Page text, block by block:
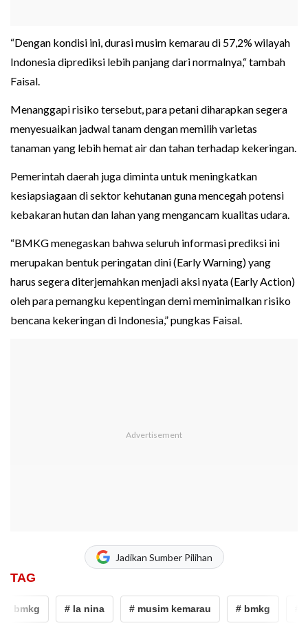
“Dengan kondisi ini, durasi musim kemarau di 57,2% wilayah
Indonesia diprediksi lebih panjang dari normalnya,“ tambah
Faisal.
Menanggapi risiko tersebut, para petani diharapkan segera
menyesuaikan jadwal tanam dengan memilih varietas
tanaman yang lebih hemat air dan tahan terhadap kekeringan.
Pemerintah daerah juga diminta untuk meningkatkan
kesiapsiagaan di sektor kehutanan guna mencegah potensi
kebakaran hutan dan lahan yang mengancam kualitas udara.
“BMKG menegaskan bahwa seluruh informasi prediksi ini
merupakan bentuk peringatan dini (Early Warning) yang
harus segera diterjemahkan menjadi aksi nyata (Early Action)
oleh para pemangku kepentingan demi meminimalkan risiko
bencana kekeringan di Indonesia,” pungkas Faisal.
Jadikan Sumber Pilihan
TAG
bmkg # la nina # musim kemarau # bmkg